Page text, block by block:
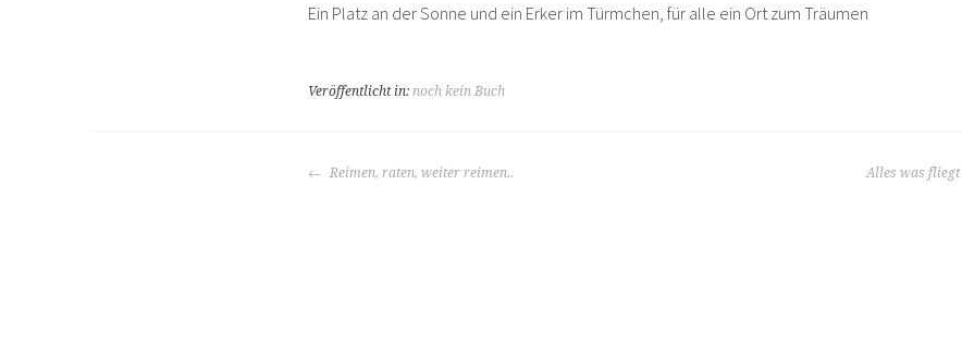
Ein Platz an der Sonne und ein Erker im Türmchen, für alle ein Ort zum Träumen
Veröffentlicht in: noch kein Buch
BEITRAGS-
Reimen, raten, weiter reimen.. Alles was fliegt